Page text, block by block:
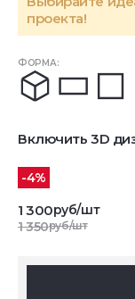
ФОРМА:
проекта!
Включить 3D
-4%
1 300руб/шт
1 350руб/шт